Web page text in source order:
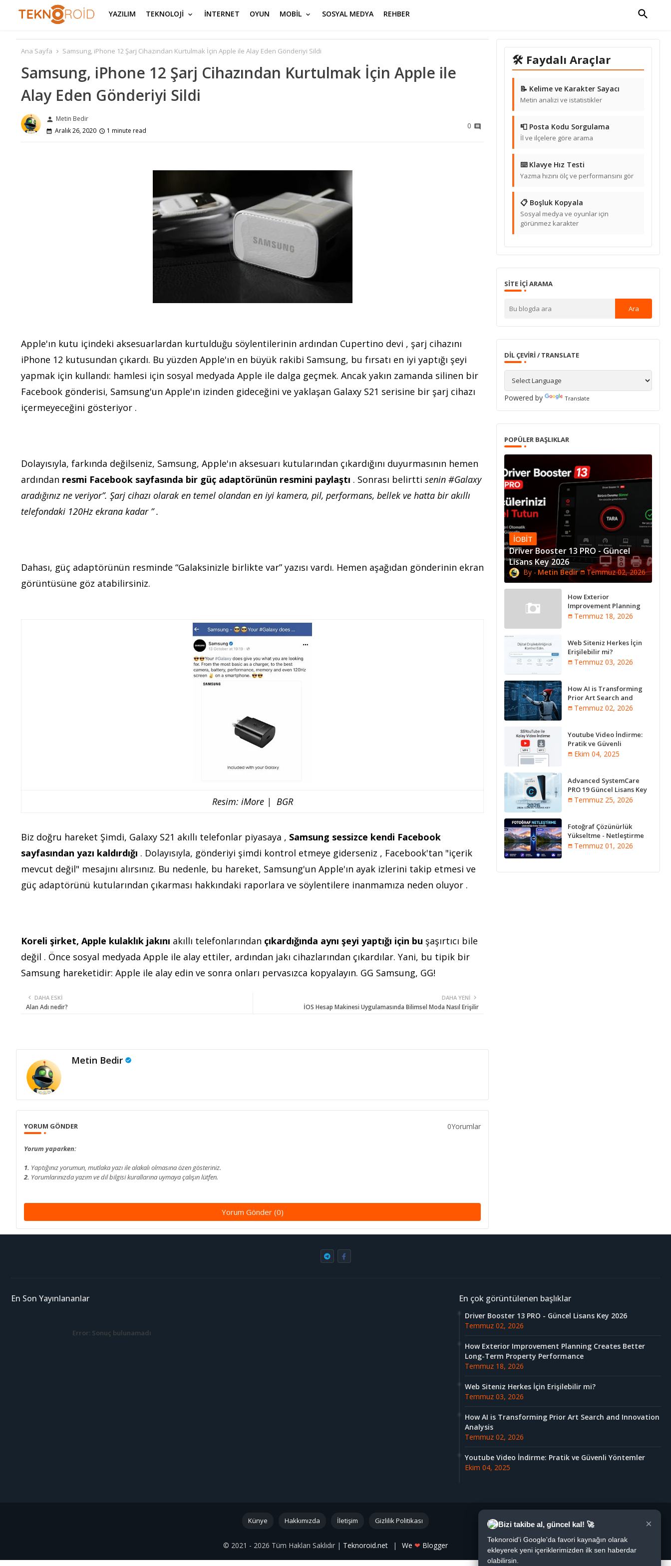
YAZILIM TEKNOLOJİ İNTERNET OYUN MOBİL SOSYAL MEDYA REHBER
Ana Sayfa Samsung, iPhone 12 Şarj Cihazından Kurtulmak İçin Apple ile Alay Eden Gönderiyi Sildi
Samsung, iPhone 12 Şarj Cihazından Kurtulmak İçin Apple ile
Alay Eden Gönderiyi Sildi
person Metin Bedir
Aralık 26, 2020
1 minute read
0
Apple'ın kutu içindeki aksesuarlardan kurtulduğu söylentilerinin ardından Cupertino devi , şarj cihazını
iPhone 12 kutusundan çıkardı. Bu yüzden Apple'ın en büyük rakibi Samsung, bu fırsatı en iyi yaptığı şeyi
yapmak için kullandı: hamlesi için sosyal medyada Apple ile dalga geçmek. Ancak yakın zamanda silinen bir
Facebook gönderisi, Samsung'un Apple'ın izinden gideceğini ve yaklaşan Galaxy S21 serisine bir şarj cihazı
içermeyeceğini gösteriyor .
Dolayısıyla, farkında değilseniz, Samsung, Apple'ın aksesuarı kutularından çıkardığını duyurmasının hemen
ardından resmi Facebook sayfasında bir güç adaptörünün resmini paylaştı . Sonrası belirtti senin #Galaxy
aradığınız ne veriyor”. Şarj cihazı olarak en temel olandan en iyi kamera, pil, performans, bellek ve hatta bir akıllı
telefondaki 120Hz ekrana kadar ” .
Dahası, güç adaptörünün resminde “Galaksinizle birlikte var” yazısı vardı. Hemen aşağıdan gönderinin ekran
görüntüsüne göz atabilirsiniz.
Resim: iMore | BGR
Biz doğru hareket Şimdi, Galaxy S21 akıllı telefonlar piyasaya , Samsung sessizce kendi Facebook
sayfasından yazı kaldırdığı . Dolayısıyla, gönderiyi şimdi kontrol etmeye giderseniz , Facebook'tan "içerik
mevcut değil" mesajını alırsınız. Bu nedenle, bu hareket, Samsung'un Apple'ın ayak izlerini takip etmesi ve
güç adaptörünü kutularından çıkarması hakkındaki raporlara ve söylentilere inanmamıza neden oluyor .
Koreli şirket, Apple kulaklık jakını akıllı telefonlarından çıkardığında aynı şeyi yaptığı için bu şaşırtıcı bile
değil . Önce sosyal medyada Apple ile alay ettiler, ardından jakı cihazlarından çıkardılar. Yani, bu tipik bir
Samsung hareketidir: Apple ile alay edin ve sonra onları pervasızca kopyalayın. GG Samsung, GG!
DAHA YENI
İOS Hesap Makinesi Uygulamasında Bilimsel Moda Nasıl Erişilir
DAHA ESKI
Alan Adı nedir?
Metin Bedir
YORUM GÖNDER 0Yorumlar
Yorum yaparken:
1. Yaptığınız yorumun, mutlaka yazı ile alakalı olmasına özen gösteriniz.
2. Yorumlarınızda yazım ve dil bilgisi kurallarına uymaya çalışın lütfen.
Yorum Gönder (0)
🛠 Faydalı Araçlar
📝 Kelime ve Karakter Sayacı
Metin analizi ve istatistikler
📮 Posta Kodu Sorgulama
İl ve ilçelere göre arama
⌨️ Klavye Hız Testi
Yazma hızını ölç ve performansını gör
📋 Boşluk Kopyala
Sosyal medya ve oyunlar için
görünmez karakter
SITE IÇI ARAMA
DIL ÇEVIRI / TRANSLATE
Powered by Translate
POPÜLER BAŞLIKLAR
IOBIT
Driver Booster 13 PRO - Güncel
Lisans Key 2026
Metin Bedir Temmuz 02, 2026
How Exterior
Improvement Planning
Creates Better Long-Term
Temmuz 18, 2026
Web Siteniz Herkes İçin
Erişilebilir mi?
Temmuz 03, 2026
How AI is Transforming
Prior Art Search and
Innovation Analysis
Temmuz 02, 2026
Youtube Video İndirme:
Pratik ve Güvenli
Yöntemler
Ekim 04, 2025
Advanced SystemCare
PRO 19 Güncel Lisans Key
2026Temmuz 25, 2026
Fotoğraf Çözünürlük
Yükseltme - Netleştirme
Programları [Online]
Temmuz 01, 2026
En Son Yayınlananlar
Error: Sonuç bulunamadı
Bizi takibe al, güncel kal! 🚀 ×
Teknoroid'i Google'da favori kaynağın olarak
ekleyerek yeni içeriklerimizden ilk sen haberdar
olabilirsin.
En çok görüntülenen başlıklar
Driver Booster 13 PRO - Güncel Lisans Key 2026
Temmuz 02, 2026
How Exterior Improvement Planning Creates Better
Long-Term Property Performance
Temmuz 18, 2026
Web Siteniz Herkes İçin Erişilebilir mi?
Temmuz 03, 2026
How AI is Transforming Prior Art Search and Innovation
Analysis
Temmuz 02, 2026
Youtube Video İndirme: Pratik ve Güvenli Yöntemler
Ekim 04, 2025
© 2021 - 2026 Tüm Hakları Saklıdır | Teknoroid.net | We ❤ Blogger
Künye Hakkımızda İletişim Gizlilik Politikası